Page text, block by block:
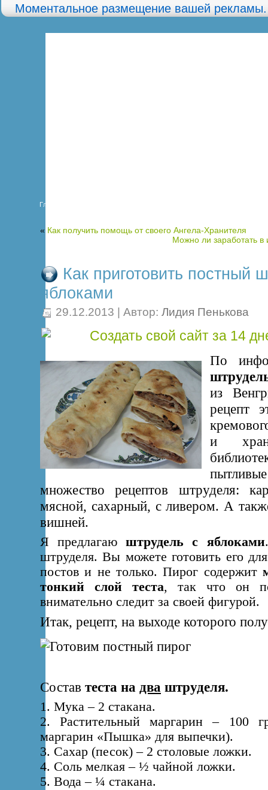
Моментальное размещение вашей рекламы.
Главная
« Как получить помощь от своего Ангела-Хранителя
Можно ли заработать
Как приготовить постный
яблоками
29.12.2013 | Автор: Лидия Пенькова
По
из
рецепт
и
множество рецептов штруделя:
мясной, сахарный, с ливером. А
вишней.
Я предлагаюштрудель с яблоками
штруделя. Вы можете готовить его
постов и не только. Пирог содержит
тонкий слой теста, так что он
внимательно следит за своей фигурой.
Итак, рецепт, на выходе которого
Состав теста на два штруделя.
1. Мука – 2 стакана.
2. Растительный маргарин – 100
маргарин «Пышка» для выпечки).
3. Сахар (песок) – 2 столовые ложки.
4. Соль мелкая – ½ чайной ложки.
5. Вода – ¼ стакана.